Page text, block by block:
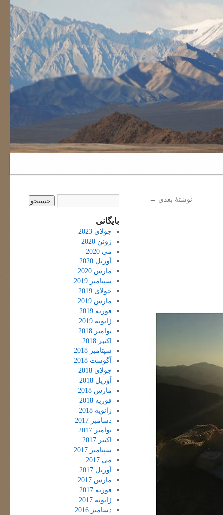
نوشتهٔ بعدی →
بایگانی
جولای 2023
ژوئن 2020
می 2020
آوریل 2020
مارس 2020
سپتامبر 2019
جولای 2019
مارس 2019
فوریه 2019
ژانویه 2019
نوامبر 2018
اکتبر 2018
سپتامبر 2018
آگوست 2018
جولای 2018
آوریل 2018
مارس 2018
فوریه 2018
ژانویه 2018
دسامبر 2017
نوامبر 2017
اکتبر 2017
سپتامبر 2017
می 2017
آوریل 2017
مارس 2017
فوریه 2017
ژانویه 2017
دسامبر 2016